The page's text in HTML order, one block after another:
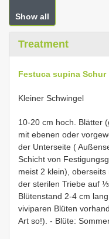
Show all
Treatment
Festuca supina Schur
Kleiner Schwingel
10-20 cm hoch. Blätter
mit ebenen oder
der Unterseite (
Schicht von
meist 2 klein),
der sterilen Triebe auf
Blütenstand 2-4 cm
viviparen Blüten
Art so!). - Blüte: